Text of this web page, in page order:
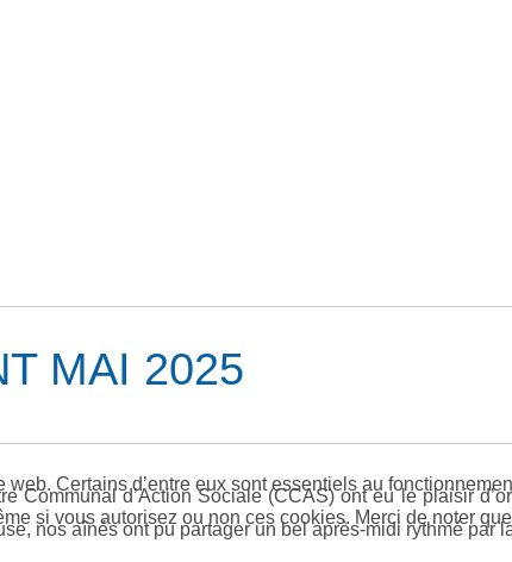
MAI 2025
Communal d’Action Sociale (CCAS) ont eu le plaisir
nos aînés ont pu partager un bel après-midi rythmé par
Certains d’entre eux sont essentiels au
si vous autorisez ou non ces cookies. Merci de noter